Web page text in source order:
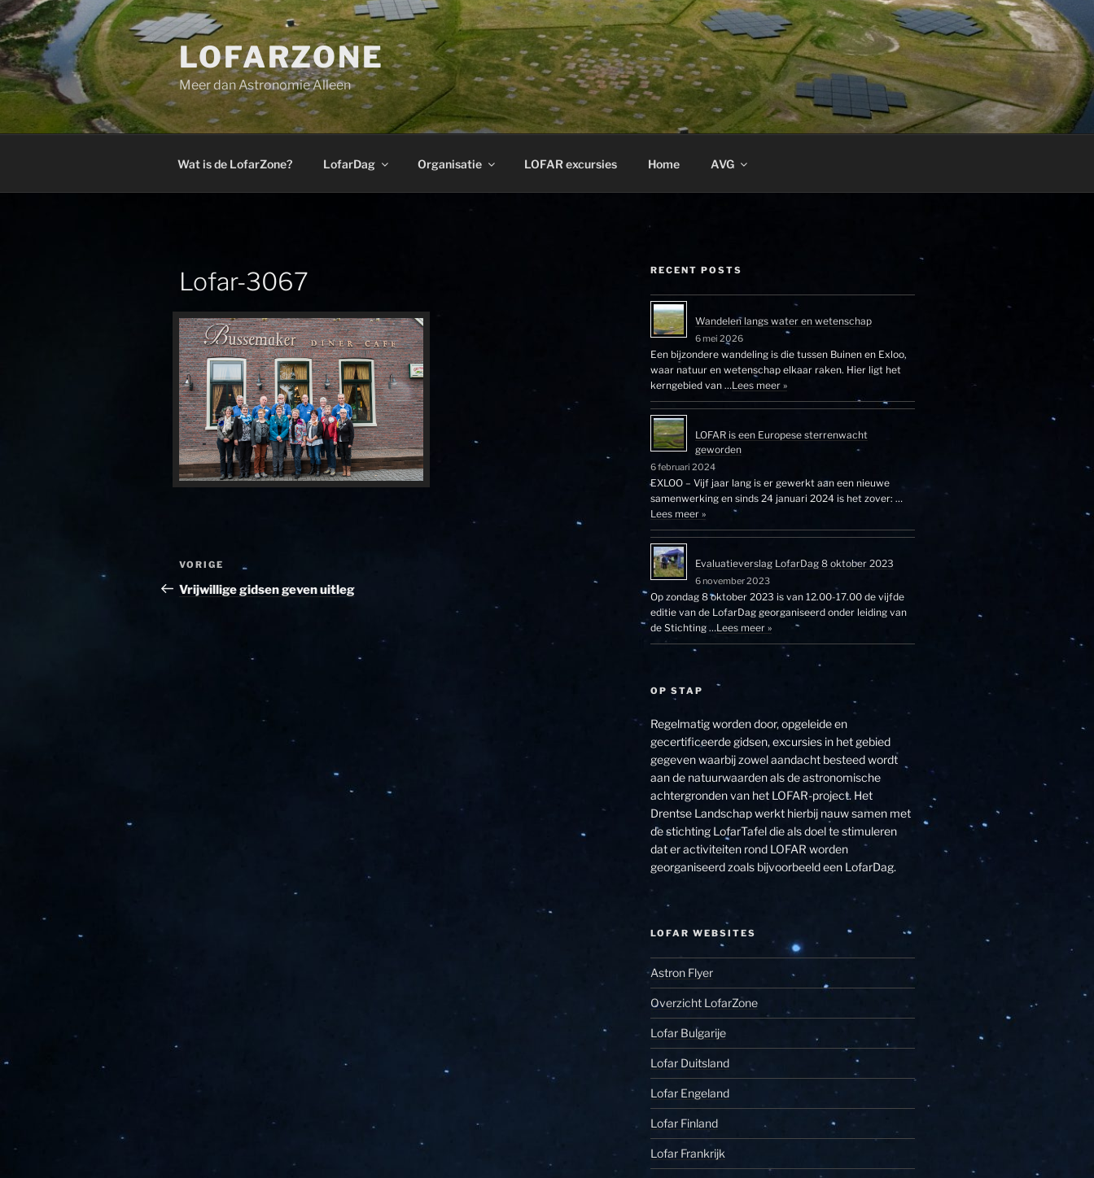
Ga
naar
de
inhoud
LOFARZONE
Meer dan Astronomie Alleen
Wat is de LofarZone? LofarDag Organisatie LOFAR excursies Home AVG
Lofar-3067
Bericht
navigatie
Vorig
bericht
VORIGE
Vrijwillige gidsen geven uitleg
RECENT POSTS
Wandelen langs water en wetenschap
6 mei 2026
Een bijzondere wandeling is die tussen Buinen en Exloo,
waar natuur en wetenschap elkaar raken. Hier ligt het
kerngebied van …Lees meer »
LOFAR is een Europese sterrenwacht
geworden
6 februari 2024
EXLOO – Vijf jaar lang is er gewerkt aan een nieuwe
samenwerking en sinds 24 januari 2024 is het zover: …
Lees meer »
Evaluatieverslag LofarDag 8 oktober 2023
6 november 2023
Op zondag 8 oktober 2023 is van 12.00-17.00 de vijfde
editie van de LofarDag georganiseerd onder leiding van
de Stichting …Lees meer »
OP STAP
Regelmatig worden door, opgeleide en
gecertificeerde gidsen, excursies in het gebied
gegeven waarbij zowel aandacht besteed wordt
aan de natuurwaarden als de astronomische
achtergronden van het LOFAR-project. Het
Drentse Landschap werkt hierbij nauw samen met
de stichting LofarTafel die als doel te stimuleren
dat er activiteiten rond LOFAR worden
georganiseerd zoals bijvoorbeeld een LofarDag.
LOFAR WEBSITES
Astron Flyer
Overzicht LofarZone
Lofar Bulgarije
Lofar Duitsland
Lofar Engeland
Lofar Finland
Lofar Frankrijk